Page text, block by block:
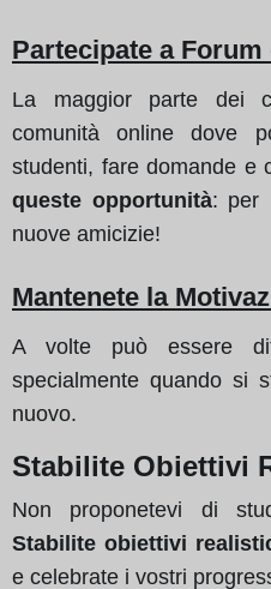
Partecipate a
La maggior parte dei
comunità online dove
studenti, fare domande e
queste opportunità: per
nuove amicizie!
Mantenete la
A volte può essere
specialmente quando si
nuovo.
Stabilite Obiettivi
Non proponetevi di
Stabilite obiettivi
e celebrate i vostri